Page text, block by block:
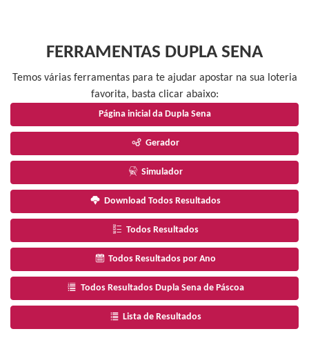
FERRAMENTAS DUPLA SENA
Temos várias ferramentas para te ajudar apostar na sua loteria
favorita, basta clicar abaixo:
Página inicial da Dupla Sena
Gerador
Simulador
Download Todos Resultados
Todos Resultados
Todos Resultados por Ano
Todos Resultados Dupla Sena de Páscoa
Lista de Resultados